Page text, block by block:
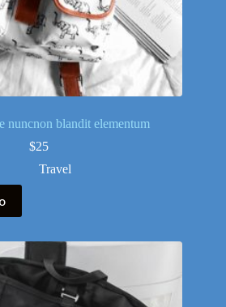
nuncnon blandit elementum
$25
Travel